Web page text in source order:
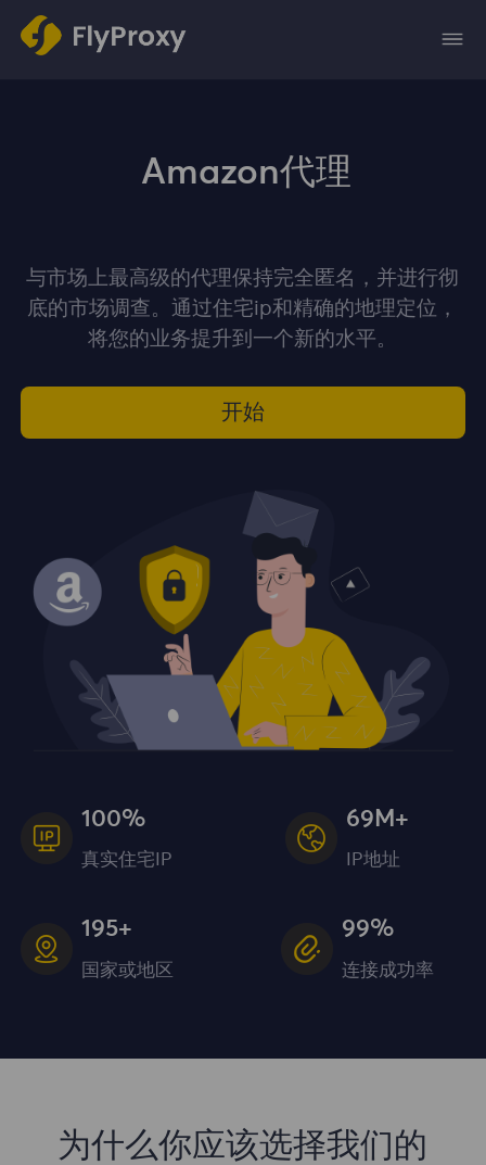
Amazon代理
与市场上最高级的代理保持完全匿名，并进行彻
底的市场调查。通过住宅ip和精确的地理定位，
将您的业务提升到一个新的水平。
开始
100%
真实住宅IP
69M+
IP地址
195+
国家或地区
99%
连接成功率
为什么你应该选择我们的